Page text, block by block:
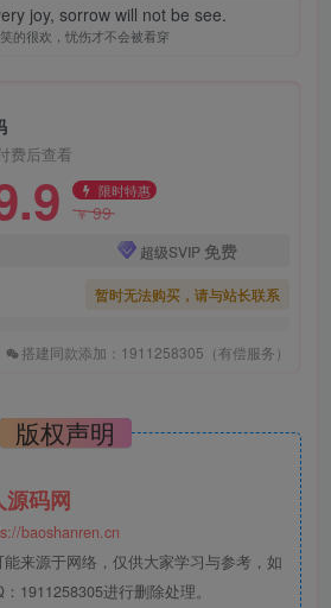
joy, sorrow will not be see.
的很欢，忧伤才不会被看穿
费后查看
限时特惠
￥99
超级SVIP 免费
暂时无法购买，请与站长联系
搭建同款添加：1911258305（有偿服务）
版权声明
码网
baoshanren.cn
来源于网络，仅供大家学习与参考，如
1911258305进行删除处理。